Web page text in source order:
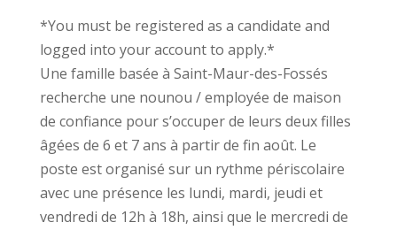
*You must be registered as a candidate and
logged into your account to apply.*
Une famille basée à Saint-Maur-des-Fossés
recherche une nounou / employée de maison
de confiance pour s’occuper de leurs deux filles
âgées de 6 et 7 ans à partir de fin août. Le
poste est organisé sur un rythme périscolaire
avec une présence les lundi, mardi, jeudi et
vendredi de 12h à 18h, ainsi que le mercredi de